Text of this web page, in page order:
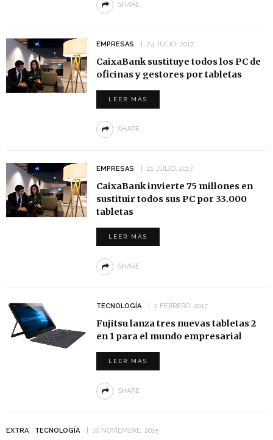
SHARE
EMPRESAS 24 JULIO, 2017
CaixaBank sustituye todos los PC de
oficinas y gestores por tabletas
LEER MÁS
SHARE
EMPRESAS 21 JULIO, 2017
CaixaBank invierte 75 millones en
sustituir todos sus PC por 33.000
tabletas
LEER MÁS
SHARE
TECNOLOGÍA 2 FEBRERO, 2017
Fujitsu lanza tres nuevas tabletas 2
en 1 para el mundo empresarial
LEER MÁS
SHARE
EXTRA TECNOLOGÍA 10 NOVIEMBRE, 2015